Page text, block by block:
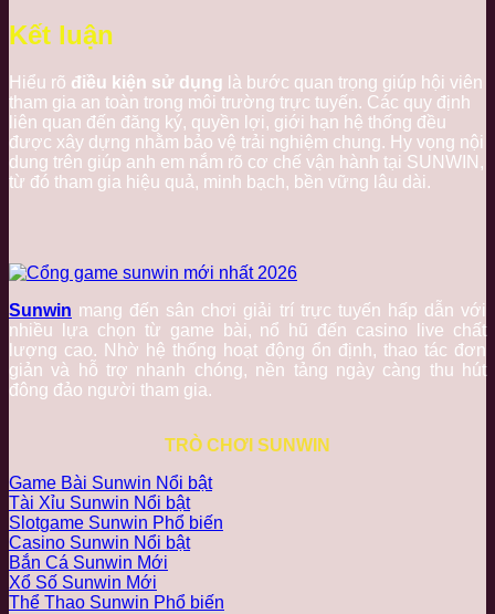
Kết luận
Hiểu rõ điều kiện sử dụng là bước quan trọng giúp hội viên
tham gia an toàn trong môi trường trực tuyến. Các quy định
liên quan đến đăng ký, quyền lợi, giới hạn hệ thống đều
được xây dựng nhằm bảo vệ trải nghiệm chung. Hy vọng nội
dung trên giúp anh em nắm rõ cơ chế vận hành tại SUNWIN,
từ đó tham gia hiệu quả, minh bạch, bền vững lâu dài.
Sunwin mang đến sân chơi giải trí trực tuyến hấp dẫn với
nhiều lựa chọn từ game bài, nổ hũ đến casino live chất
lượng cao. Nhờ hệ thống hoạt động ổn định, thao tác đơn
giản và hỗ trợ nhanh chóng, nền tảng ngày càng thu hút
đông đảo người tham gia.
TRÒ CHƠI SUNWIN
Game Bài Sunwin
Tài Xỉu Sunwin
Slotgame Sunwin
Casino Sunwin
Bắn Cá Sunwin
Xổ Số Sunwin
Thể Thao Sunwin